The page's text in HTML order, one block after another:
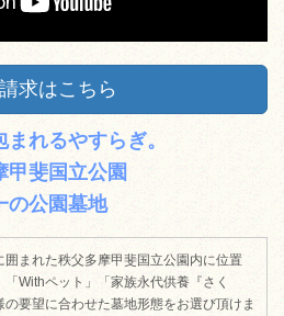
求はこちら
れるやすらぎ。
甲斐国立公園
の公園墓地
囲まれた秩父多摩甲斐国立公園内に位置
Withペット」「家族永代供養『さく
要望に合わせた墓地形態をお選び頂けま